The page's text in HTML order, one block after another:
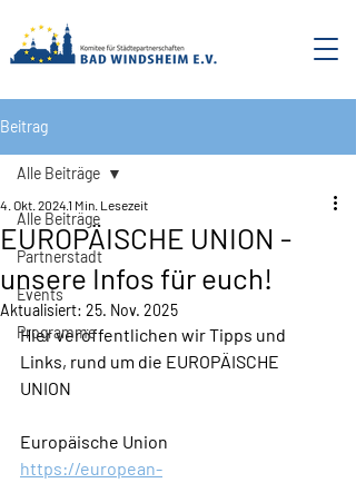
Beitrag
Alle Beiträge
Partnerstadt
Events
Programme
Alle Beiträge
EUROPÄISCHE UNION -
unsere Infos für euch!
4. Okt. 20241 Min. Lesezeit
Aktualisiert: 25. Nov. 2025
Hier veröffentlichen wir Tipps und
Links, rund um die EUROPÄISCHE
UNION
Europäische Union
https://european-